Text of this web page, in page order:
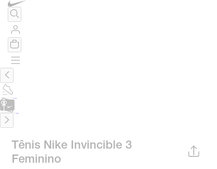
Tênis Nike Invincible 3
Feminino